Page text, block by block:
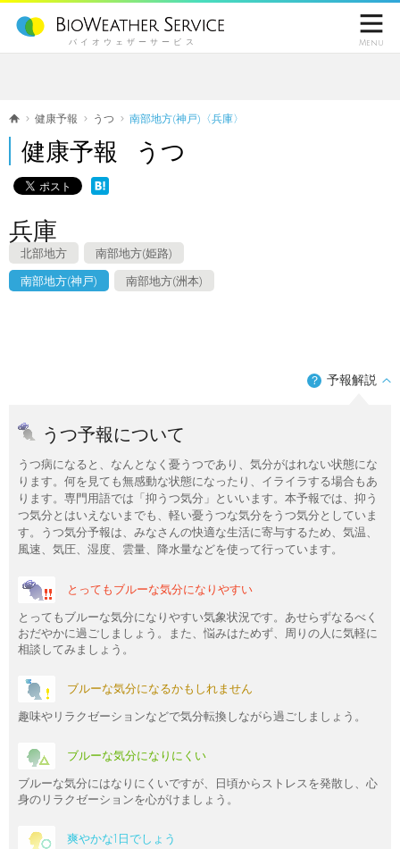
バイオウェザーサービス

Menu
健康予報 うつ 南部地方(神戸)〈兵庫〉
健康予報 うつ
兵庫
北部地方 南部地方(姫路)
南部地方(神戸) 南部地方(洲本)
？ 予報解説
うつ予報について
うつ病になると、なんとなく憂うつであり、気分がはれない状態にな
ります。何を見ても無感動な状態になったり、イライラする場合もあ
ります。専門用語では「抑うつ気分」といいます。本予報では、抑う
つ気分とはいえないまでも、軽い憂うつな気分をうつ気分としていま
す。うつ気分予報は、みなさんの快適な生活に寄与するため、気温、
風速、気圧、湿度、雲量、降水量などを使って行っています。
とってもブルーな気分になりやすい
とってもブルーな気分になりやすい気象状況です。あせらずなるべく
おだやかに過ごしましょう。また、悩みはためず、周りの人に気軽に
相談してみましょう。
ブルーな気分になるかもしれません
趣味やリラクゼーションなどで気分転換しながら過ごしましょう。
ブルーな気分になりにくい
ブルーな気分にはなりにくいですが、日頃からストレスを発散し、心
身のリラクゼーションを心がけましょう。
爽やかな1日でしょう